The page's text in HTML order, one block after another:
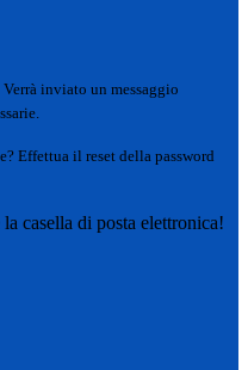
Verrà inviato un messaggio
Effettua il reset della password
casella di posta elettronica!